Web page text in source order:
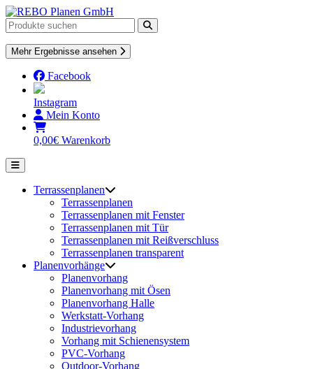
Skip
to
content
Mehr Ergebnisse ansehen
Facebook
Instagram
Mein Konto
0,00€ Warenkorb
Terrassenplanen
Terrassenplanen
Terrassenplanen mit Fenster
Terrassenplanen mit Tür
Terrassenplanen mit Reißverschluss
Terrassenplanen transparent
Planenvorhänge
Planenvorhang
Planenvorhang mit Ösen
Planenvorhang Halle
Werkstatt-Vorhang
Industrievorhang
Vorhang mit Schienensystem
PVC-Vorhang
Outdoor-Vorhang